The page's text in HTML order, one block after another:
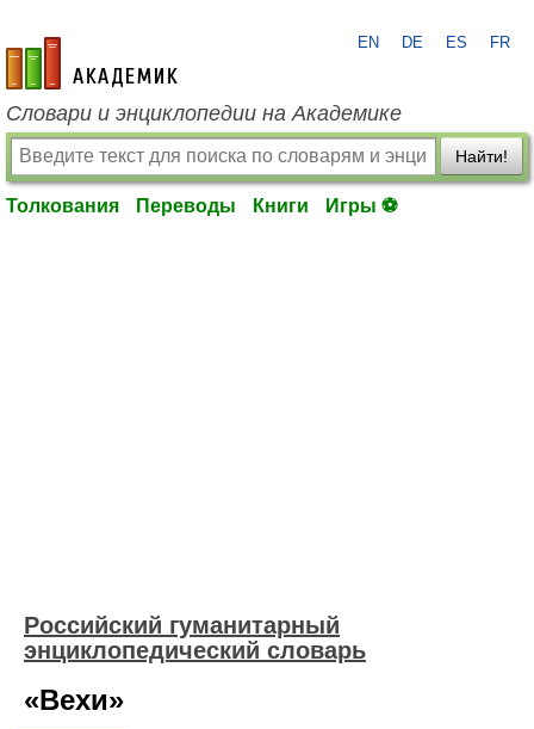
academic.ru
EN DE ES FR
Словари и энциклопедии на Академике
Найти!
Толкования Переводы Книги Игры ⚽
Российский гуманитарный
энциклопедический словарь
«Вехи»